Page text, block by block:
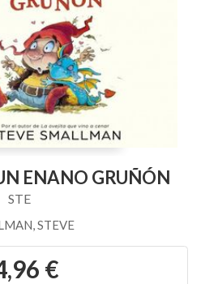
ENANO GRUÑÓN
STE
STEVE
€